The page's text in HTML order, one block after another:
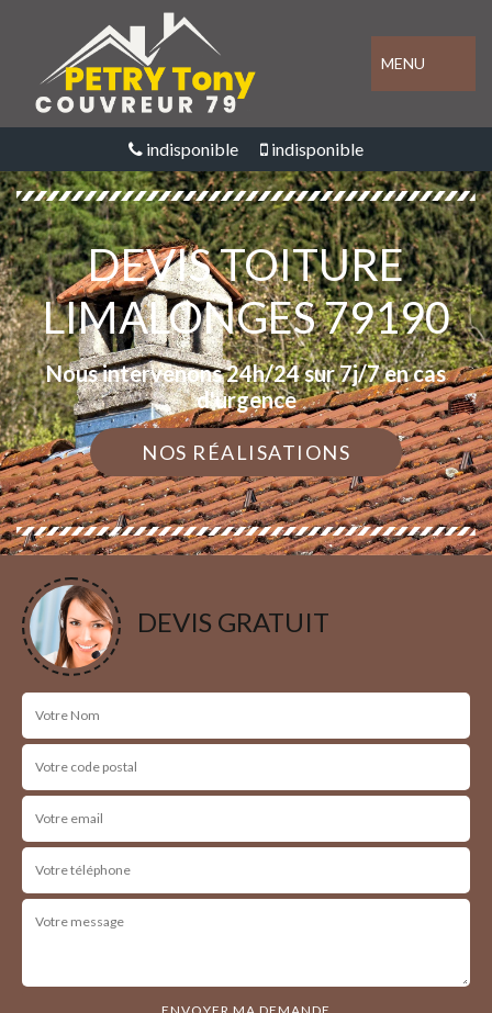
MENU
indisponible indisponible
DEVIS TOITURE
LIMALONGES 79190
Nous intervenons 24h/24 sur 7j/7 en cas
d'urgence
NOS RÉALISATIONS
DEVIS GRATUIT